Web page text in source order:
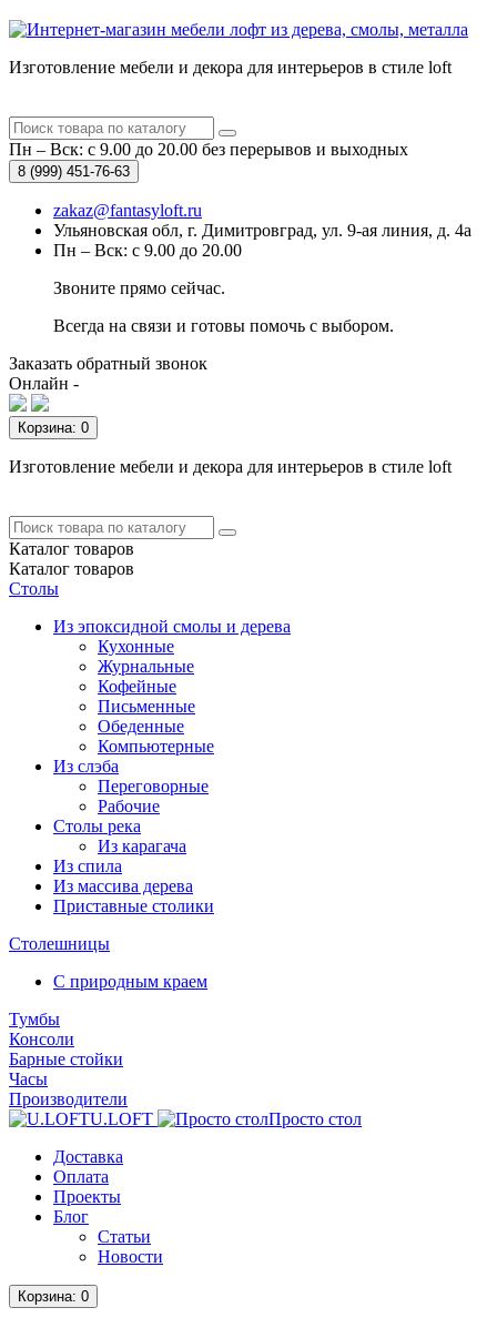
Изготовление мебели и декора для интерьеров в стиле loft
Пн – Вск: с 9.00 до 20.00 без перерывов и выходных
8 (999) 451-76-63
zakaz@fantasyloft.ru
Ульяновская обл, г. Димитровград, ул. 9-ая линия, д. 4а
Пн – Вск: с 9.00 до 20.00
Звоните прямо сейчас.
Всегда на связи и готовы помочь с выбором.
Заказать обратный звонок
Онлайн -
Корзина: 0
Изготовление мебели и декора для интерьеров в стиле loft
Каталог товаров
Каталог товаров
Столы
Из эпоксидной смолы и дерева
Кухонные
Журнальные
Кофейные
Письменные
Обеденные
Компьютерные
Из слэба
Переговорные
Рабочие
Столы река
Из карагача
Из спила
Из массива дерева
Приставные столики
Столешницы
С природным краем
Тумбы
Консоли
Барные стойки
Часы
Производители
U.LOFT
Просто стол
Доставка
Оплата
Проекты
Блог
Статьи
Новости
Корзина: 0